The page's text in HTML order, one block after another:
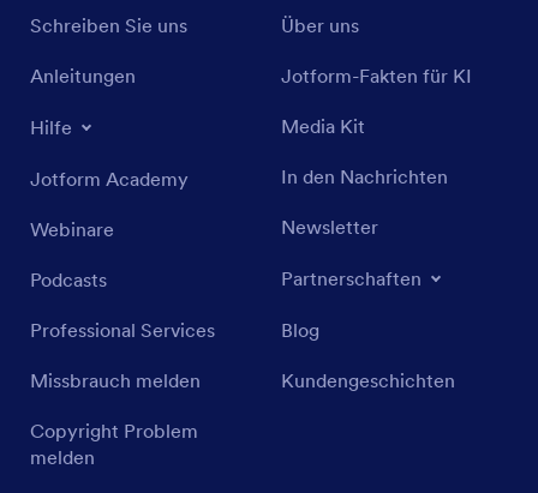
Schreiben Sie uns
Anleitungen
Hilfe
Jotform Academy
Webinare
Podcasts
Professional Services
Missbrauch melden
Copyright Problem
melden
Über uns
Jotform-Fakten für KI
Media Kit
In den Nachrichten
Newsletter
Partnerschaften
Blog
Kundengeschichten